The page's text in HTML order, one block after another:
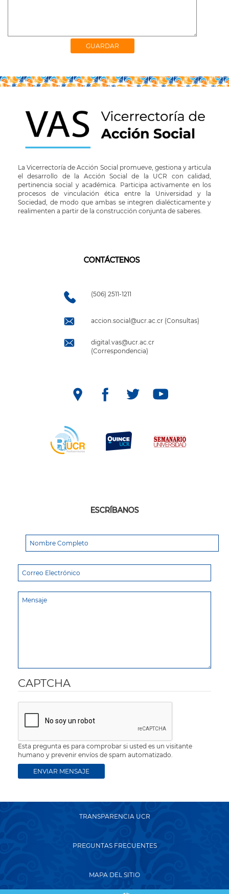
La Vicerrectoría de Acción Social promueve, gestiona y articula
el desarrollo de la Acción Social de la UCR con calidad,
pertinencia social y académica. Participa activamente en los
procesos de vinculación ética entre la Universidad y la
Sociedad, de modo que ambas se integren dialécticamente y
realimenten a partir de la construcción conjunta de saberes.
CONTÁCTENOS
(506) 2511-1211
accion.social@ucr.ac.cr (Consultas)
digital.vas@ucr.ac.cr
(Correspondencia)
ESCRÍBANOS
CAPTCHA
Esta pregunta es para comprobar si usted es un visitante
humano y prevenir envíos de spam automatizado.
TRANSPARENCIA UCR
PREGUNTAS FRECUENTES
MAPA DEL SITIO